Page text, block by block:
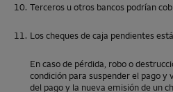
10. Terceros u otros bancos podrían
11. Los cheques de caja pendientes
En caso de pérdida, robo o
condición para suspender el pago y
del pago y la nueva emisión de un